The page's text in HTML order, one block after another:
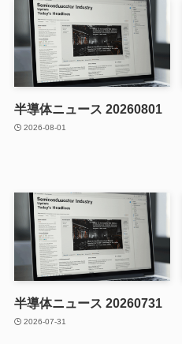
半導体ニュース 20260801
2026-08-01
半導体ニュース 20260731
2026-07-31